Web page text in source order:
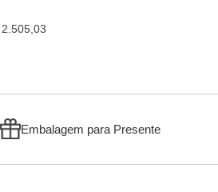
Embalagem para Presente